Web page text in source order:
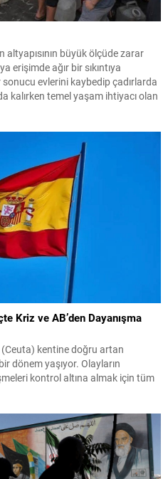
altyapısının büyük ölçüde zarar
erişimde ağır bir sıkıntıya
evlerini kaybedip çadırlarda
kalırken temel yaşam ihtiyacı olan
belirsizlikle...
Kriz ve AB’den Dayanışma
kentine doğru artan
dönem yaşıyor. Olayların
kontrol altına almak için tüm
toplantıda Avrupa Birliği
belirtti. Albares, ayrıca krizin